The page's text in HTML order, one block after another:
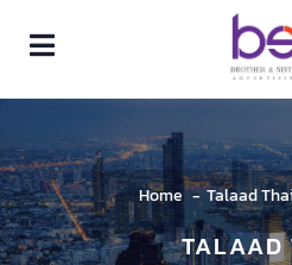
Home Talaad
TALAAD